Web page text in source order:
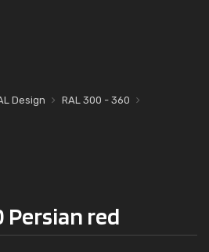
Design
RAL 300 - 360
Persian red